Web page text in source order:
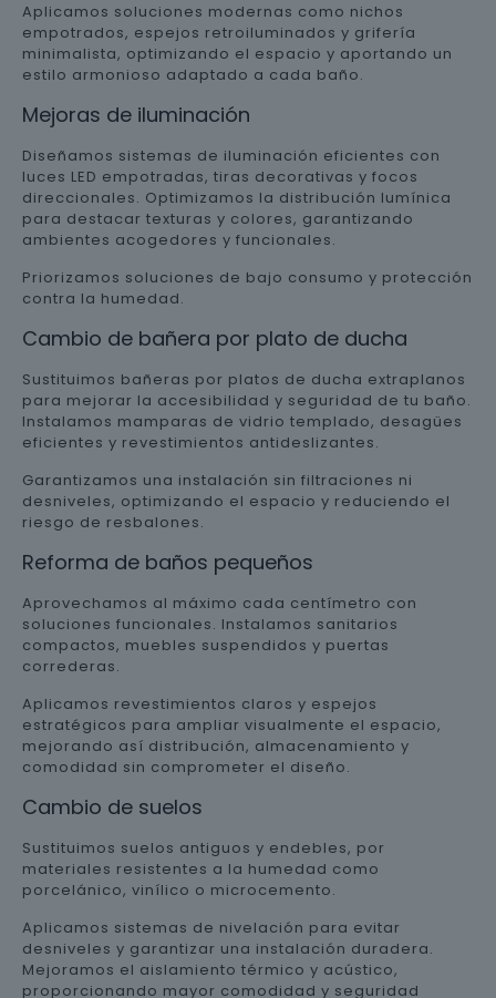
Aplicamos soluciones modernas como nichos
empotrados, espejos retroiluminados y grifería
minimalista, optimizando el espacio y aportando un
estilo armonioso adaptado a cada baño.
Mejoras de iluminación
Diseñamos sistemas de iluminación eficientes con
luces LED empotradas, tiras decorativas y focos
direccionales. Optimizamos la distribución lumínica
para destacar texturas y colores, garantizando
ambientes acogedores y funcionales.
Priorizamos soluciones de bajo consumo y protección
contra la humedad.
Cambio de bañera por plato de ducha
Sustituimos bañeras por platos de ducha extraplanos
para mejorar la accesibilidad y seguridad de tu baño.
Instalamos mamparas de vidrio templado, desagües
eficientes y revestimientos antideslizantes.
Garantizamos una instalación sin filtraciones ni
desniveles, optimizando el espacio y reduciendo el
riesgo de resbalones.
Reforma de baños pequeños
Aprovechamos al máximo cada centímetro con
soluciones funcionales. Instalamos sanitarios
compactos, muebles suspendidos y puertas
correderas.
Aplicamos revestimientos claros y espejos
estratégicos para ampliar visualmente el espacio,
mejorando así distribución, almacenamiento y
comodidad sin comprometer el diseño.
Cambio de suelos
Sustituimos suelos antiguos y endebles, por
materiales resistentes a la humedad como
porcelánico, vinílico o microcemento.
Aplicamos sistemas de nivelación para evitar
desniveles y garantizar una instalación duradera.
Mejoramos el aislamiento térmico y acústico,
proporcionando mayor comodidad y seguridad